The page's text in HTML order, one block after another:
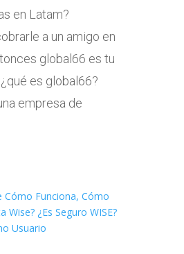
en Latam?
a un amigo en
global66 es tu
es global66?
empresa de